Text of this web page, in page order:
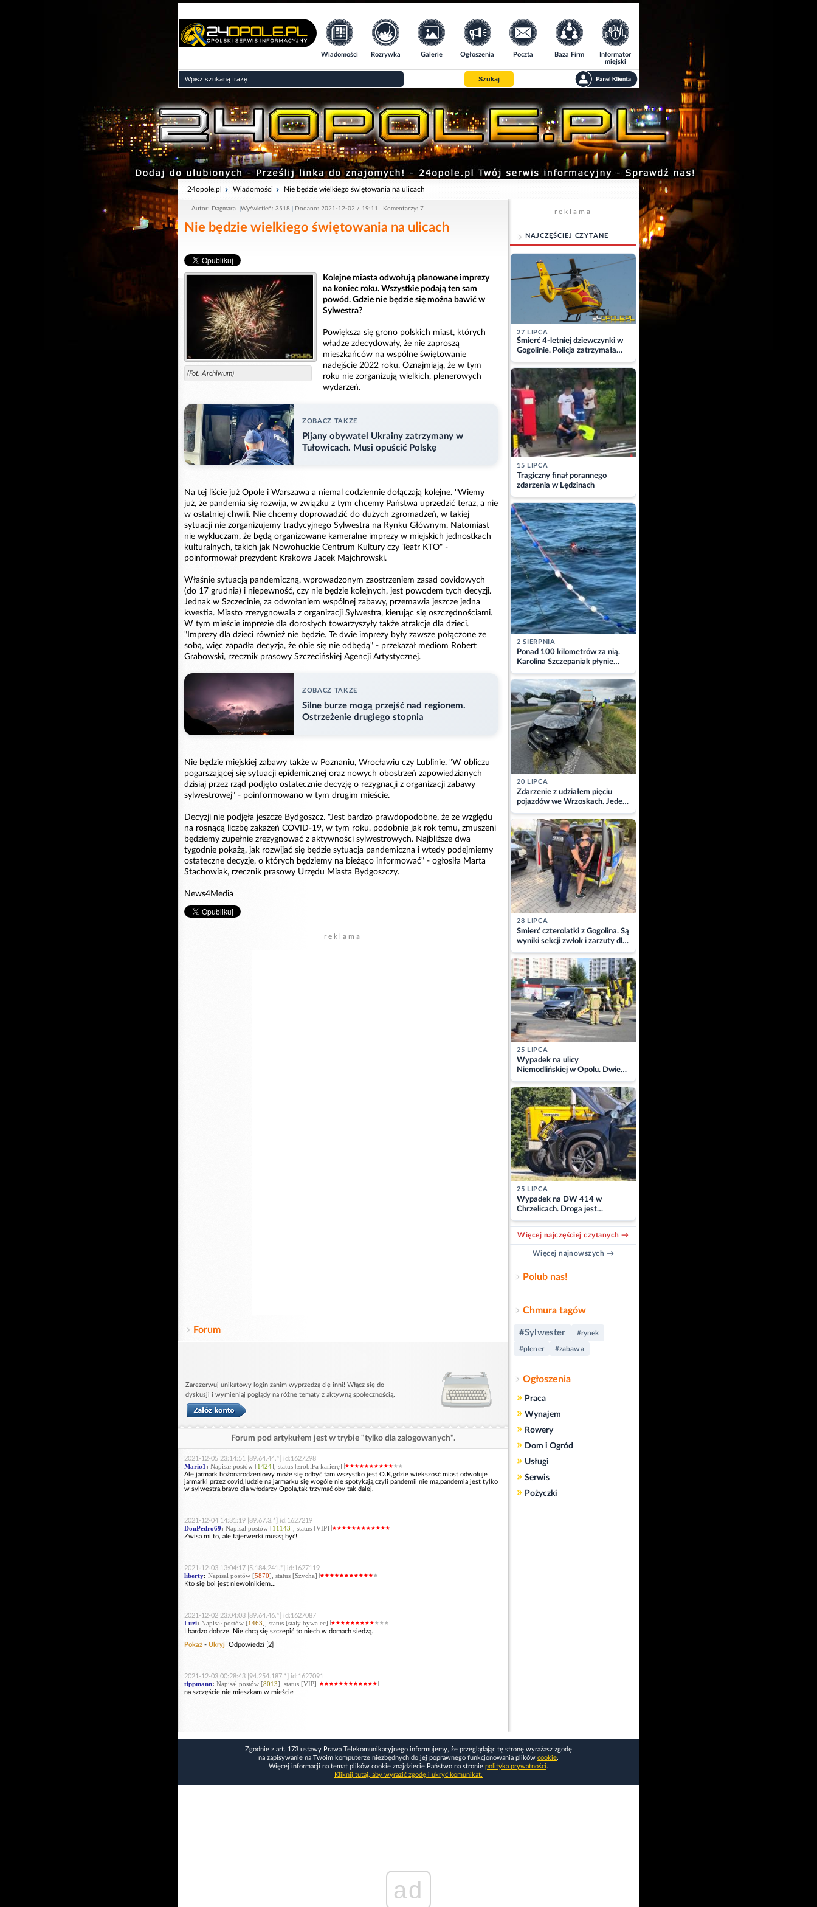
Wiadomości Rozrywka Galerie Ogłoszenia Poczta Baza Firm
Informator
miejski
Szukaj
24opole.pl Wiadomości Nie będzie wielkiego świętowania na ulicach
Autor: Dagmara Wyświetleń: 3518 Dodano: 2021-12-02 / 19:11 Komentarzy: 7
Nie będzie wielkiego świętowania na ulicach
(Fot. Archiwum)
Kolejne miasta odwołują planowane imprezy
na koniec roku. Wszystkie podają ten sam
powód. Gdzie nie będzie się można bawić w
Sylwestra?
Powiększa się grono polskich miast, których
władze zdecydowały, że nie zaproszą
mieszkańców na wspólne świętowanie
nadejście 2022 roku. Oznajmiają, że w tym
roku nie zorganizują wielkich, plenerowych
wydarzeń.
ZOBACZ TAKZE
Pijany obywatel Ukrainy zatrzymany w
Tułowicach. Musi opuścić Polskę
Na tej liście już Opole i Warszawa a niemal codziennie dołączają kolejne. "Wiemy
już, że pandemia się rozwija, w związku z tym chcemy Państwa uprzedzić teraz, a nie
w ostatniej chwili. Nie chcemy doprowadzić do dużych zgromadzeń, w takiej
sytuacji nie zorganizujemy tradycyjnego Sylwestra na Rynku Głównym. Natomiast
nie wykluczam, że będą organizowane kameralne imprezy w miejskich jednostkach
kulturalnych, takich jak Nowohuckie Centrum Kultury czy Teatr KTO" -
poinformował prezydent Krakowa Jacek Majchrowski.
Właśnie sytuacją pandemiczną, wprowadzonym zaostrzeniem zasad covidowych
(do 17 grudnia) i niepewność, czy nie będzie kolejnych, jest powodem tych decyzji.
Jednak w Szczecinie, za odwołaniem wspólnej zabawy, przemawia jeszcze jedna
kwestia. Miasto zrezygnowała z organizacji Sylwestra, kierując się oszczędnościami.
W tym mieście imprezie dla dorosłych towarzyszyły także atrakcje dla dzieci.
"Imprezy dla dzieci również nie będzie. Te dwie imprezy były zawsze połączone ze
sobą, więc zapadła decyzja, że obie się nie odbędą" - przekazał mediom Robert
Grabowski, rzecznik prasowy Szczecińskiej Agencji Artystycznej.
ZOBACZ TAKZE
Silne burze mogą przejść nad regionem.
Ostrzeżenie drugiego stopnia
Nie będzie miejskiej zabawy także w Poznaniu, Wrocławiu czy Lublinie. "W obliczu
pogarszającej się sytuacji epidemicznej oraz nowych obostrzeń zapowiedzianych
dzisiaj przez rząd podjęto ostatecznie decyzję o rezygnacji z organizacji zabawy
sylwestrowej" - poinformowano w tym drugim mieście.
Decyzji nie podjęła jeszcze Bydgoszcz. "Jest bardzo prawdopodobne, że ze względu
na rosnącą liczbę zakażeń COVID-19, w tym roku, podobnie jak rok temu, zmuszeni
będziemy zupełnie zrezygnować z aktywności sylwestrowych. Najbliższe dwa
tygodnie pokażą, jak rozwijać się będzie sytuacja pandemiczna i wtedy podejmiemy
ostateczne decyzje, o których będziemy na bieżąco informować" - ogłosiła Marta
Stachowiak, rzecznik prasowy Urzędu Miasta Bydgoszczy.
News4Media
reklama
Forum
Zarezerwuj unikatowy login zanim wyprzedzą cię inni! Włącz się do
dyskusji i wymieniaj poglądy na różne tematy z aktywną społecznością.
Forum pod artykułem jest w trybie "tylko dla zalogowanych".
2021-12-05 23:14:51 [89.64.44.*] id:1627298
Mario1 : Napisał postów [1424], status [zrobił/a karierę]
Ale jarmark bożonarodzeniowy może się odbyć tam wszystko jest O.K,gdzie wiekszość miast odwołuje
jarmarki przez covid,ludzie na jarmarku się wogóle nie spotykają,czyli pandemii nie ma,pandemia jest tylko
w sylwestra,bravo dla włodarzy Opola,tak trzymać oby tak dalej.
2021-12-04 14:31:19 [89.67.3.*] id:1627219
DonPedro69: Napisał postów [11143], status [VIP]
Zwisa mi to, ale fajerwerki muszą być!!!
2021-12-03 13:04:17 [5.184.241.*] id:1627119
liberty: Napisał postów [5870], status [Szycha]
Kto się boi jest niewolnikiem...
2021-12-02 23:04:03 [89.64.46.*] id:1627087
Luzi: Napisał postów [1463], status [stały bywalec]
I bardzo dobrze. Nie chcą się szczepić to niech w domach siedzą.
Pokaż - Ukryj Odpowiedzi [2]
2021-12-03 00:28:43 [94.254.187.*] id:1627091
tippmann: Napisał postów [8013], status [VIP]
na szczęście nie mieszkam w mieście
reklama
NAJCZĘŚCIEJ CZYTANE
27 LIPCA
Śmierć 4-letniej dziewczynki w
Gogolinie. Policja zatrzymała
matkę
15 LIPCA
Tragiczny finał porannego
zdarzenia w Lędzinach
2 SIERPNIA
Ponad 100 kilometrów za nią.
Karolina Szczepaniak płynie
przez Bałtyk dla Piotra.
Aktualizacja
20 LIPCA
Zdarzenie z udziałem pięciu
pojazdów we Wrzoskach. Jeden
z kierowców zabrany w
kajdankach
28 LIPCA
Śmierć czterolatki z Gogolina. Są
wyniki sekcji zwłok i zarzuty dla
matki
25 LIPCA
Wypadek na ulicy
Niemodlińskiej w Opolu. Dwie
osoby w szpitalu
25 LIPCA
Wypadek na DW 414 w
Chrzelicach. Droga jest
zablokowana
Więcej najczęściej czytanych →
Więcej najnowszych →
Polub nas!
Chmura tagów
#Sylwester #rynek
#plener #zabawa
Ogłoszenia
» Praca
» Wynajem
» Rowery
» Dom i Ogród
» Usługi
» Serwis
» Pożyczki
Zgodnie z art. 173 ustawy Prawa Telekomunikacyjnego informujemy, że przeglądając tę stronę wyrażasz zgodę
na zapisywanie na Twoim komputerze niezbędnych do jej poprawnego funkcjonowania plików cookie.
Więcej informacji na temat plików cookie znajdziecie Państwo na stronie polityka prywatności.
Kliknij tutaj, aby wyrazić zgodę i ukryć komunikat.
ad